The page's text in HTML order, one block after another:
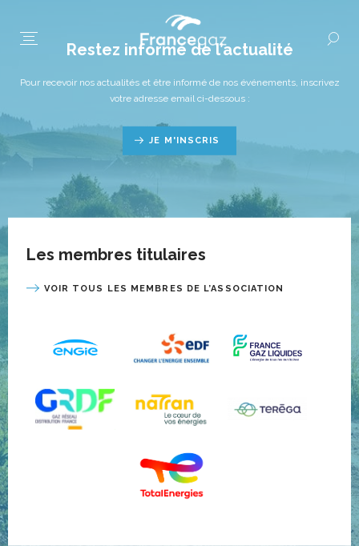
Restez informé de l’actualité
Pour recevoir nos actualités et être informé de nos événements, inscrivez
votre adresse email ci-dessous :
JE M'INSCRIS
Les membres titulaires
VOIR TOUS LES MEMBRES DE L’ASSOCIATION